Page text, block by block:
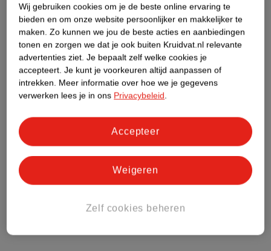
Nature Impact Score
Dit product heeft (nog) geen Nature
Impact Score.
Meer informatie
Bestel & Bezorginformatie
Bekijk ook
Wij gebruiken cookies om je de beste online ervaring te
bieden en om onze website persoonlijker en makkelijker te
maken. Zo kunnen we jou de beste acties en aanbiedingen
tonen en zorgen we dat je ook buiten Kruidvat.nl relevante
advertenties ziet. Je bepaalt zelf welke cookies je
accepteert. Je kunt je voorkeuren altijd aanpassen of
intrekken. Meer informatie over hoe we je gegevens
verwerken lees je in ons Privacybeleid.
Zelf cookies beheren
Weigeren
Accepteer